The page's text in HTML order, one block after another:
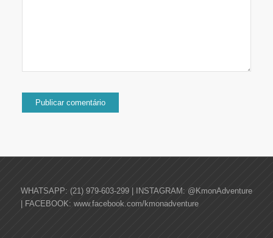
WHATSAPP: (21) 979-603-299 | INSTAGRAM: @KmonAdventure
| FACEBOOK: www.facebook.com/kmonadventure